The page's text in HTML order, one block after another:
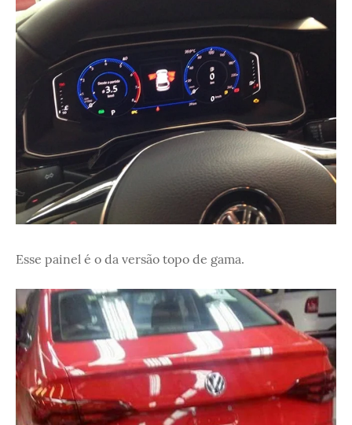
Esse painel é o da versão topo de gama.